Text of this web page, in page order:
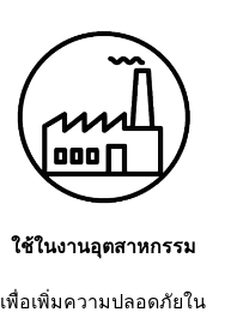
ใช้ในงานอุตสาหกรรม
เพื่อเพิ่มความปลอดภัยใน